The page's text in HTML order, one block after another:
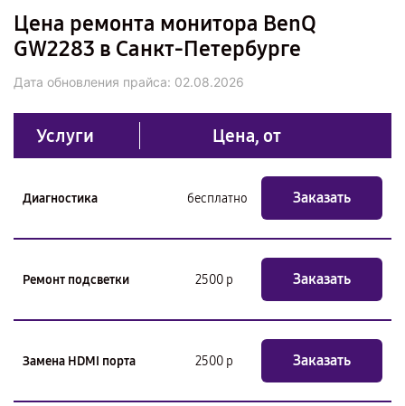
Цена ремонта монитора BenQ
GW2283 в Санкт-Петербурге
Дата обновления прайса: 02.08.2026
Услуги Цена, от
Диагностика бесплатно Заказать
Ремонт подсветки 2500 р Заказать
Замена HDMI порта 2500 р Заказать